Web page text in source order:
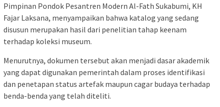
Pimpinan Pondok Pesantren Modern Al-Fath Sukabumi, KH
Fajar Laksana, menyampaikan bahwa katalog yang sedang
disusun merupakan hasil dari penelitian tahap keenam
terhadap koleksi museum.
Menurutnya, dokumen tersebut akan menjadi dasar akademik
yang dapat digunakan pemerintah dalam proses identifikasi
dan penetapan status artefak maupun cagar budaya terhadap
benda-benda yang telah diteliti.